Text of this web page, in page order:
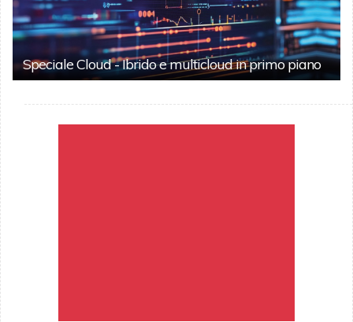
Speciale Cloud - Ibrido e multicloud in primo piano